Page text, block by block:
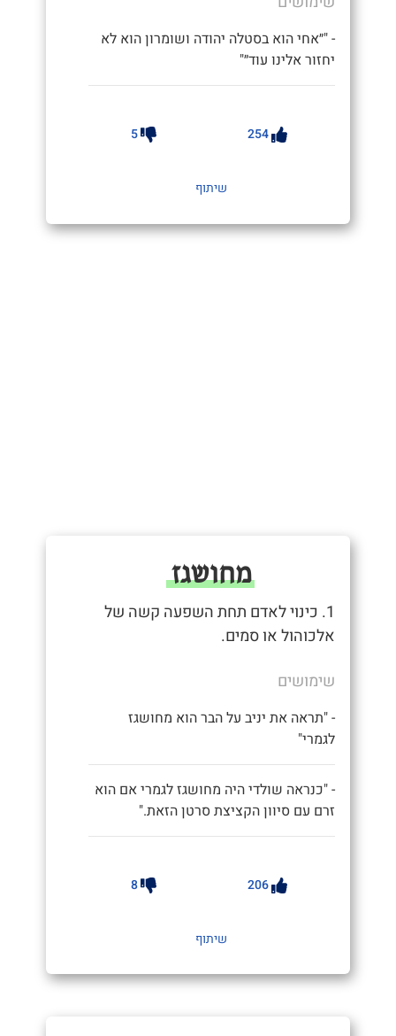
- "״אחי הוא בסטלה יהודה ושומרון הוא לא
יחזור אלינו עוד״"
254
5
שיתוף
מחושגז
1. כינוי לאדם תחת השפעה קשה של
אלכוהול או סמים.
שימושים
- "תראה את יניב על הבר הוא מחושגז
לגמרי"
- "כנראה שולדי היה מחושגז לגמרי אם הוא
זרם עם סיוון הקציצת סרטן הזאת."
206
8
שיתוף